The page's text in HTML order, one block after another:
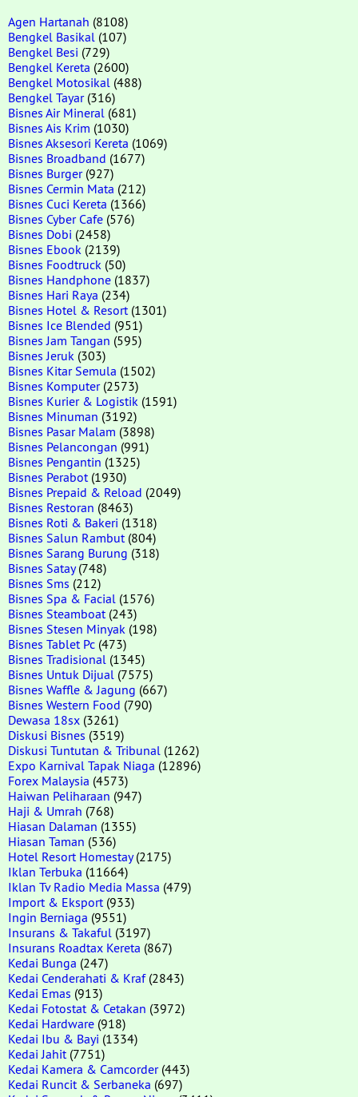
Agen Hartanah (8108)
Bengkel Basikal (107)
Bengkel Besi (729)
Bengkel Kereta (2600)
Bengkel Motosikal (488)
Bengkel Tayar(316)
Bisnes Air Mineral (681)
Bisnes Ais Krim (1030)
Bisnes Aksesori Kereta (1069)
Bisnes Broadband (1677)
Bisnes Burger(927)
Bisnes Cermin Mata (212)
Bisnes Cuci Kereta (1366)
Bisnes Cyber Cafe (576)
Bisnes Dobi (2458)
Bisnes Ebook (2139)
Bisnes Foodtruck (50)
Bisnes Handphone (1837)
Bisnes Hari Raya (234)
Bisnes Hotel & Resort (1301)
Bisnes Ice Blended (951)
Bisnes Jam Tangan (595)
Bisnes Jeruk (303)
Bisnes Kitar Semula (1502)
Bisnes Komputer(2573)
Bisnes Kurier & Logistik (1591)
Bisnes Minuman (3192)
Bisnes Pasar Malam (3898)
Bisnes Pelancongan (991)
Bisnes Pengantin (1325)
Bisnes Perabot (1930)
Bisnes Prepaid & Reload (2049)
Bisnes Restoran (8463)
Bisnes Roti & Bakeri (1318)
Bisnes Salun Rambut (804)
Bisnes Sarang Burung (318)
Bisnes Satay(748)
Bisnes Sms (212)
Bisnes Spa & Facial (1576)
Bisnes Steamboat (243)
Bisnes Stesen Minyak (198)
Bisnes Tablet Pc (473)
Bisnes Tradisional (1345)
Bisnes Untuk Dijual (7575)
Bisnes Waffle & Jagung (667)
Bisnes Western Food (790)
Dewasa 18sx (3261)
Diskusi Bisnes (3519)
Diskusi Tuntutan & Tribunal (1262)
Expo Karnival Tapak Niaga (12896)
Forex Malaysia (4573)
Haiwan Peliharaan (947)
Haji & Umrah (768)
Hiasan Dalaman (1355)
Hiasan Taman (536)
Hotel Resort Homestay(2175)
Iklan Terbuka (11664)
Iklan Tv Radio Media Massa (479)
Import & Eksport (933)
Ingin Berniaga (9551)
Insurans & Takaful (3197)
Insurans Roadtax Kereta (867)
Kedai Bunga (247)
Kedai Cenderahati & Kraf(2843)
Kedai Emas (913)
Kedai Fotostat & Cetakan (3972)
Kedai Hardware (918)
Kedai Ibu & Bayi (1334)
Kedai Jahit (7751)
Kedai Kamera & Camcorder(443)
Kedai Runcit & Serbaneka (697)